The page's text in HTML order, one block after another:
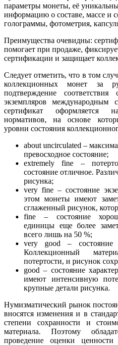
параметры монеты, её
информацию о составе, массе и
голограммы, фотометрия,
Преимущества очевидны:
помогает при продаже,
сертификации и защищает
Следует отметить, что в том
коллекционных монет за
подтверждение соответствия
экземпляров международным
сертификат оформляется
нормативов, на основе
уровни состояния
about uncirculated –
превосходное состояние;
extremely fine –
состояние отличное.
рисунка;
very fine – состояние
этом монеты имеют
сглаженный рисунок,
fine – состояние
единицы еще более
всего лишь на 50 %;
very good – состояние
Коллекционный
потертости, и рисунок
good – состояние
имеют интенсивную
крупные детали рисунка.
Нумизматический рынок
вносятся изменения и в
степени сохранности и
материала. Поэтому
проведение оценки